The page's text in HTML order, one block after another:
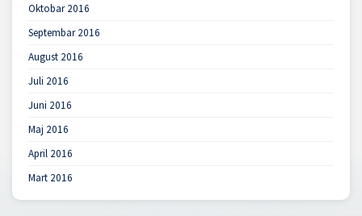
Oktobar 2016
Septembar 2016
August 2016
Juli 2016
Juni 2016
Maj 2016
April 2016
Mart 2016